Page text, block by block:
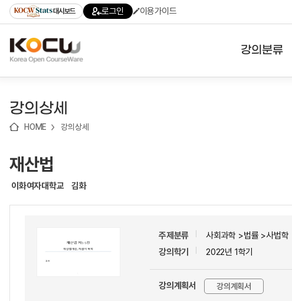
기
기
기
content)
가
대시보드 로그인 이용가이드
강의분류
강의상세
HOME 강의상세
재산법
이화여자대학교 김화
주제분류
사회과학 >법률 >사법학
강의학기
2022년 1학기
강의계획서 강의계획서